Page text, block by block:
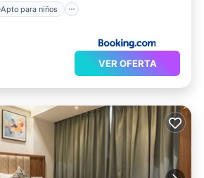
Apto para niños
VER OFERTA